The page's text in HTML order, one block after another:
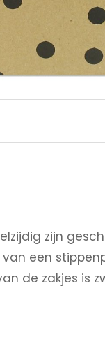
zijn
van een
de zakjes is